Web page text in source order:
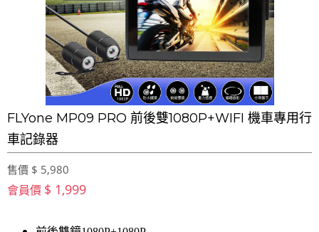
FLYone MP09 PRO 前後雙1080P+WIFI 機車專用行
車記錄器
售價 $ 5,980
會員價 $ 1,999